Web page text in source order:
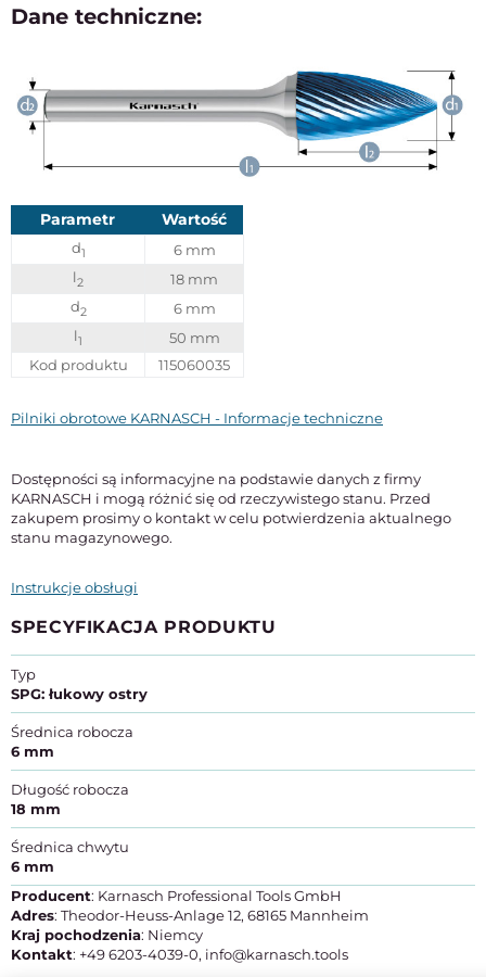
Dane techniczne:
Parametr Wartość
d1
6 mm
l2
18 mm
d2
6 mm
l1
50 mm
Kod produktu
115060035
Pilniki obrotowe KARNASCH - Informacje techniczne
Dostępności są informacyjne na podstawie danych z firmy
KARNASCH i mogą różnić się od rzeczywistego stanu. Przed
zakupem prosimy o kontakt w celu potwierdzenia aktualnego
stanu magazynowego.
Instrukcje obsługi
SPECYFIKACJA PRODUKTU
Typ
SPG: łukowy ostry
Średnica robocza
6 mm
Długość robocza
18 mm
Średnica chwytu
6 mm
Producent: Karnasch Professional Tools GmbH
Adres: Theodor-Heuss-Anlage 12, 68165 Mannheim
Kraj pochodzenia: Niemcy
Kontakt: +49 6203-4039-0, info@karnasch.tools